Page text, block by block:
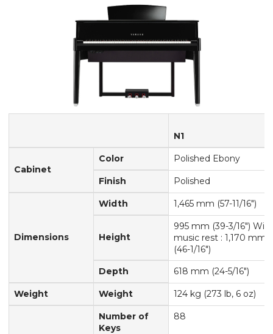
N1
Cabinet
Color Polished Ebony
Finish Polished
Dimensions
Width 1,465 mm (57-11/16")
Height
995 mm (39-3/16") With
music rest : 1,170 mm
(46-1/16")
Depth
618 mm (24-5/16")
Weight Weight 124 kg (273 lb, 6 oz)
Number of
Keys
88